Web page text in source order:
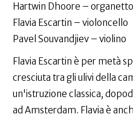
Hartwin Dhoore – organetto
Flavia Escartin – violoncello
Pavel Souvandjiev – violino
Flavia Escartin è per metà
cresciuta tra gli ulivi della
un'istruzione classica,
ad Amsterdam. Flavia è